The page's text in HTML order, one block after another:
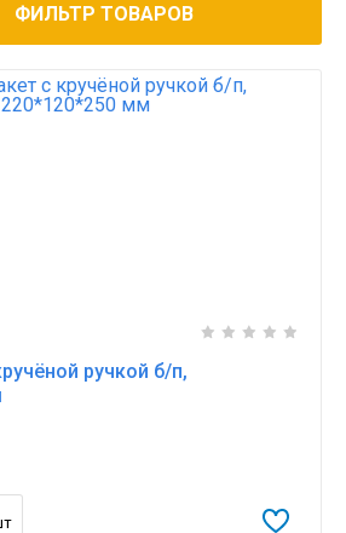
ФИЛЬТР ТОВАРОВ
ручкой б/п,